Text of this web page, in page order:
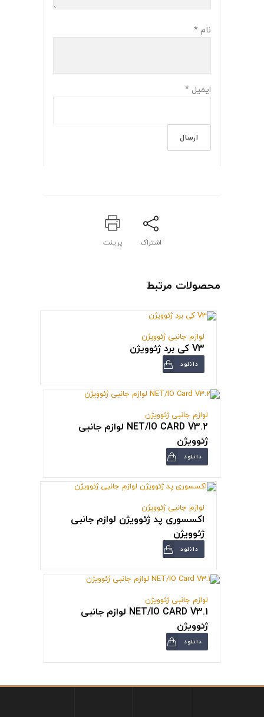
نام*
ایمیل *
اشتراک پرینت
محصولات مرتبط
لوازم جانبی ژئوویژن
V3 کی برد ژئوویژن
دانلود
لوازم جانبی ژئوویژن
NET/IO CARD V3.2 لوازم جانبی
ژئوویژن
دانلود
لوازم جانبی ژئوویژن
اکسسوری پد ژئوویژن لوازم جانبی
ژئوویژن
دانلود
لوازم جانبی ژئوویژن
NET/IO CARD V3.1 لوازم جانبی
ژئوویژن
دانلود